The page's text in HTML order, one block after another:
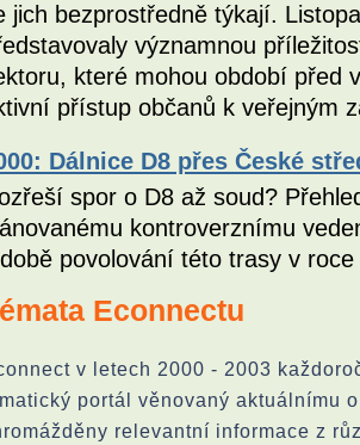
jich bezprostředně týkají.
významnou
které mohou období před
přístup občanů k veřejným
Dálnice D8 přes České
spor o D8 až soud?
kontroverznímu
povolování této trasy v
Econnectu
v letech 2000 - 2003
portál věnovaný aktuálnímu
relevantní informace z